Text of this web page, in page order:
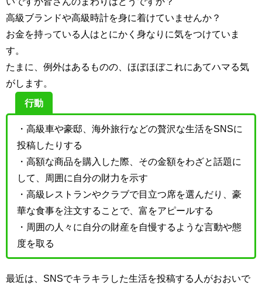
高級ブランドや高級時計を身に着けていませんか？
お金を持っている人はとにかく身なりに気をつけていま
す。
たまに、例外はあるものの、ほぼほぼこれにあてハマる気
がします。
行動
・高級車や豪邸、海外旅行などの贅沢な生活をSNSに
投稿したりする
・高額な商品を購入した際、その金額をわざと話題に
して、周囲に自分の財力を示す
・高級レストランやクラブで目立つ席を選んだり、豪
華な食事を注文することで、富をアピールする
・周囲の人々に自分の財産を自慢するような言動や態
度を取る
最近は、SNSでキラキラした生活を投稿する人がおおいで